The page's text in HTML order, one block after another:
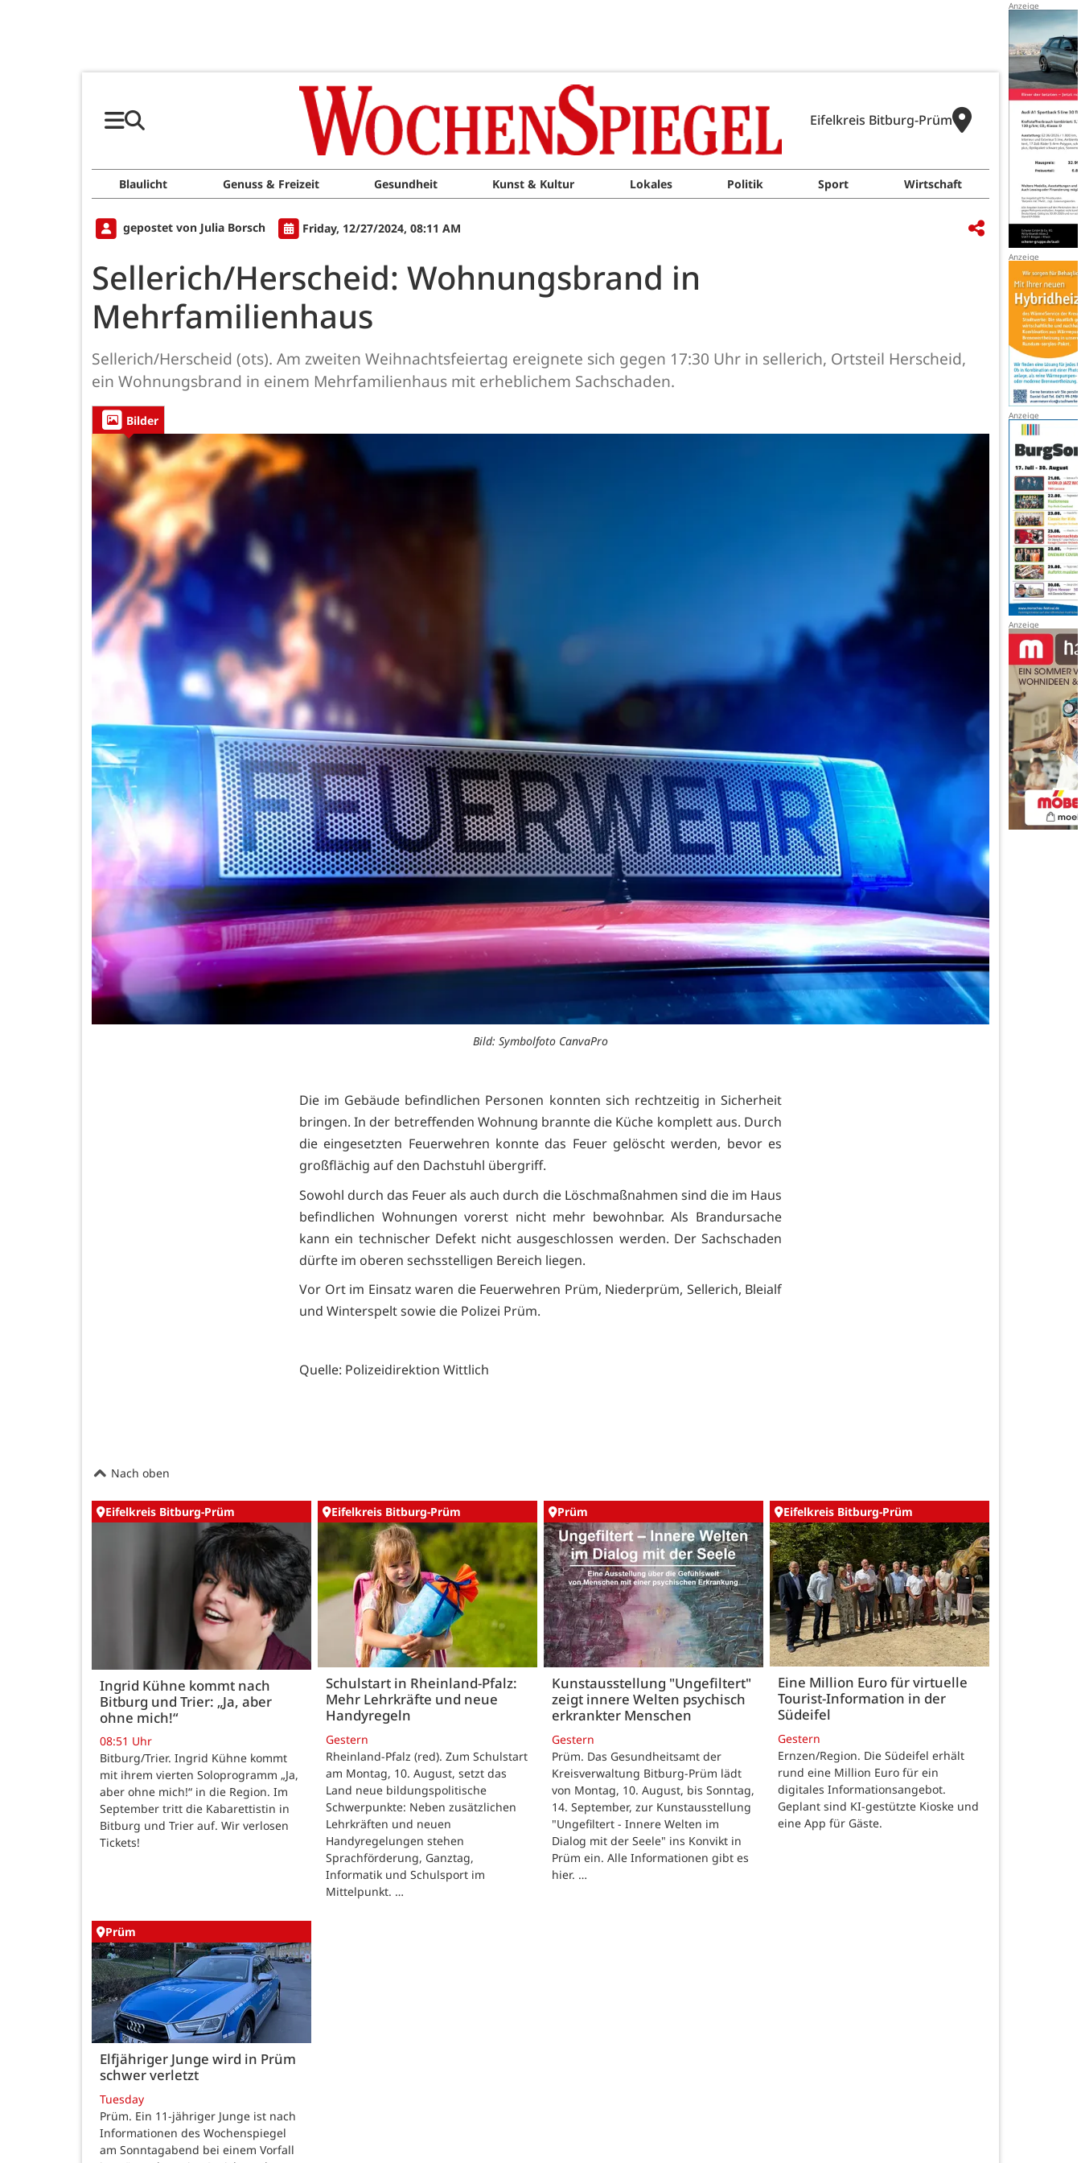
Eifelkreis Bitburg-Prüm
Blaulicht Genuss & Freizeit Gesundheit Kunst & Kultur Lokales Politik Sport Wirtschaft
gepostet von Julia Borsch Friday, 12/27/2024, 08:11 AM
Sellerich/Herscheid: Wohnungsbrand in
Mehrfamilienhaus
Sellerich/Herscheid (ots). Am zweiten Weihnachtsfeiertag ereignete sich gegen 17:30 Uhr in sellerich, Ortsteil Herscheid,
ein Wohnungsbrand in einem Mehrfamilienhaus mit erheblichem Sachschaden.
Bilder
Bild: Symbolfoto CanvaPro
Die im Gebäude befindlichen Personen konnten sich rechtzeitig in Sicherheit
bringen. In der betreffenden Wohnung brannte die Küche komplett aus. Durch
die eingesetzten Feuerwehren konnte das Feuer gelöscht werden, bevor es
großflächig auf den Dachstuhl übergriff.
Sowohl durch das Feuer als auch durch die Löschmaßnahmen sind die im Haus
befindlichen Wohnungen vorerst nicht mehr bewohnbar. Als Brandursache
kann ein technischer Defekt nicht ausgeschlossen werden. Der Sachschaden
dürfte im oberen sechsstelligen Bereich liegen.
Vor Ort im Einsatz waren die Feuerwehren Prüm, Niederprüm, Sellerich, Bleialf
und Winterspelt sowie die Polizei Prüm.
Quelle: Polizeidirektion Wittlich
Nach oben
Eifelkreis Bitburg-Prüm
Ingrid Kühne kommt nach
Bitburg und Trier: „Ja, aber
ohne mich!“
08:51 Uhr
Bitburg/Trier. Ingrid Kühne kommt
mit ihrem vierten Soloprogramm „Ja,
aber ohne mich!“ in die Region. Im
September tritt die Kabarettistin in
Bitburg und Trier auf. Wir verlosen
Tickets!
Eifelkreis Bitburg-Prüm
Schulstart in Rheinland-Pfalz:
Mehr Lehrkräfte und neue
Handyregeln
Gestern
Rheinland-Pfalz (red). Zum Schulstart
am Montag, 10. August, setzt das
Land neue bildungspolitische
Schwerpunkte: Neben zusätzlichen
Lehrkräften und neuen
Handyregelungen stehen
Sprachförderung, Ganztag,
Informatik und Schulsport im
Mittelpunkt. …
Prüm
Kunstausstellung "Ungefiltert"
zeigt innere Welten psychisch
erkrankter Menschen
Gestern
Prüm. Das Gesundheitsamt der
Kreisverwaltung Bitburg-Prüm lädt
von Montag, 10. August, bis Sonntag,
14. September, zur Kunstausstellung
"Ungefiltert - Innere Welten im
Dialog mit der Seele" ins Konvikt in
Prüm ein. Alle Informationen gibt es
hier. …
Eifelkreis Bitburg-Prüm
Eine Million Euro für virtuelle
Tourist-Information in der
Südeifel
Gestern
Ernzen/Region. Die Südeifel erhält
rund eine Million Euro für ein
digitales Informationsangebot.
Geplant sind KI-gestützte Kioske und
eine App für Gäste.
Prüm
Elfjähriger Junge wird in Prüm
schwer verletzt
Tuesday
Prüm. Ein 11-jähriger Junge ist nach
Informationen des Wochenspiegel
am Sonntagabend bei einem Vorfall